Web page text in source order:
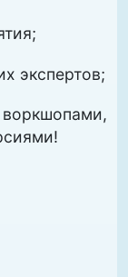
экспертов;